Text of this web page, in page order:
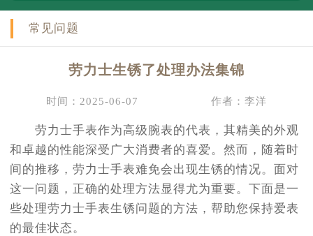
2026年6月劳力士售后服务中心最新网点地址：
节假日正常营业！
常见问题
劳力士生锈了处理办法集锦
时间：2025-06-07 作者：李洋
劳力士手表作为高级腕表的代表，其精美的外观
和卓越的性能深受广大消费者的喜爱。然而，随着时
间的推移，劳力士手表难免会出现生锈的情况。面对
这一问题，正确的处理方法显得尤为重要。下面是一
些处理劳力士手表生锈问题的方法，帮助您保持爱表
的最佳状态。